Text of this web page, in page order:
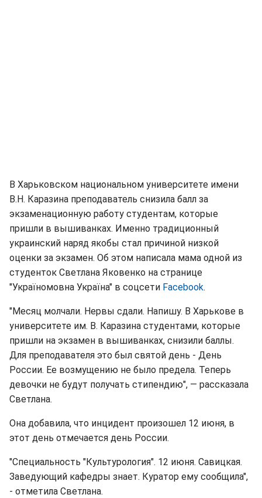
В Харьковском национальном университете имени
В.Н. Каразина преподаватель снизила балл за
экзаменационную работу студентам, которые
пришли в вышиванках. Именно традиционный
украинский наряд якобы стал причиной низкой
оценки за экзамен. Об этом написала мама одной из
студенток Светлана Яковенко на странице
"Україномовна Україна" в соцсети Facebook.
"Месяц молчали. Нервы сдали. Напишу. В Харькове в
университете им. В. Каразина студентами, которые
пришли на экзамен в вышиванках, снизили баллы.
Для преподавателя это был святой день - День
России. Ее возмущению не было предела. Теперь
девочки не будут получать стипендию", — рассказала
Светлана.
Она добавила, что инцидент произошел 12 июня, в
этот день отмечается день России.
"Специальность "Культурология". 12 июня. Савицкая.
Заведующий кафедры знает. Куратор ему сообщила",
- отметила Светлана.